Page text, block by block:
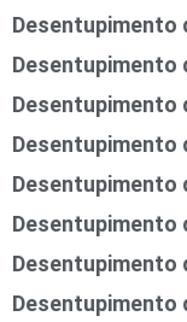
Desentupimento
Desentupimento
Desentupimento
Desentupimento
Desentupimento
Desentupimento
Desentupimento
Desentupimento